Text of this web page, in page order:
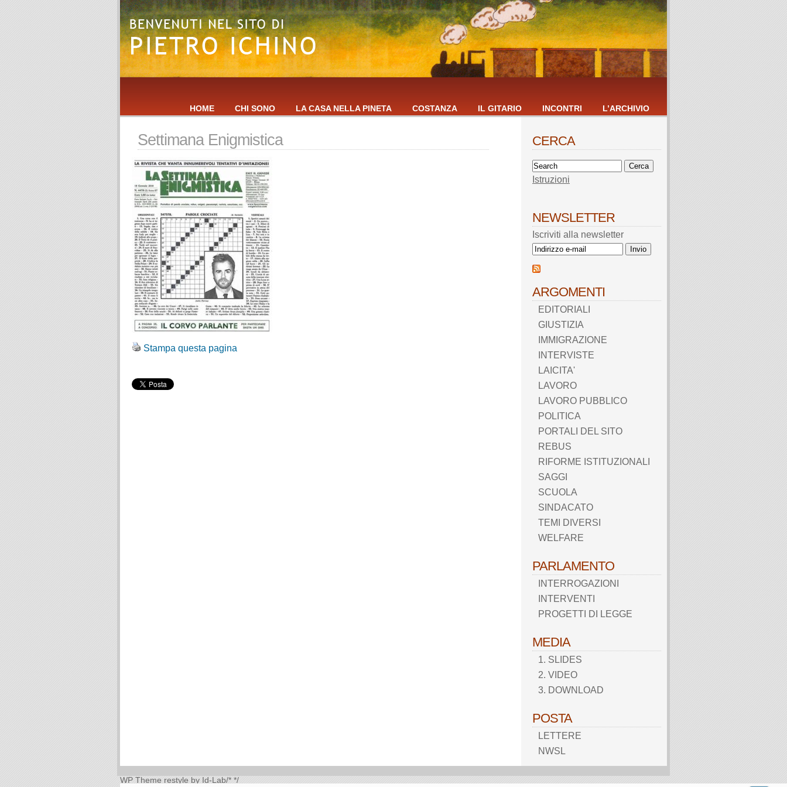
HOME CHI SONO LA CASA NELLA PINETA COSTANZA IL GITARIO INCONTRI L’ARCHIVIO
Settimana Enigmistica
Stampa questa pagina
CERCA
Istruzioni
NEWSLETTER
Iscriviti alla newsletter
ARGOMENTI
EDITORIALI
GIUSTIZIA
IMMIGRAZIONE
INTERVISTE
LAICITA'
LAVORO
LAVORO PUBBLICO
POLITICA
PORTALI DEL SITO
REBUS
RIFORME ISTITUZIONALI
SAGGI
SCUOLA
SINDACATO
TEMI DIVERSI
WELFARE
PARLAMENTO
INTERROGAZIONI
INTERVENTI
PROGETTI DI LEGGE
MEDIA
1. SLIDES
2. VIDEO
3. DOWNLOAD
POSTA
LETTERE
NWSL
WP Theme restyle by Id-Lab/* */